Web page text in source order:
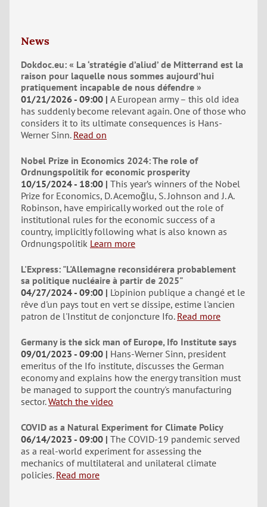
News
Dokdoc.eu: « La ‘stratégie d’aliud’ de Mitterrand est la
raison pour laquelle nous sommes aujourd’hui
pratiquement incapable de nous défendre »
01/21/2026 - 09:00 A European army – this old idea
has suddenly become relevant again. One of those who
considers it to its ultimate consequences is Hans-
Werner Sinn. Read on
Nobel Prize in Economics 2024: The role of
Ordnungspolitik for economic prosperity
10/15/2024 - 18:00 This year’s winners of the Nobel
Prize for Economics, D. Acemoğlu, S. Johnson and J. A.
Robinson, have empirically worked out the role of
institutional rules for the economic success of a
country, implicitly following what is also known as
Ordnungspolitik Learn more
L'Express: "L'Allemagne reconsidérera probablement
sa politique nucléaire à partir de 2025"
04/27/2024 - 09:00
L'opinion publique a changé et le
rêve d'un pays tout en vert se dissipe, estime l'ancien
patron de l'Institut de conjoncture Ifo. Read more
Germany is the sick man of Europe, Ifo Institute says
09/01/2023 - 09:00
Hans-Werner Sinn, president
emeritus of the Ifo institute, discusses the German
economy and explains how the energy transition must
be managed to support the country's manufacturing
sector. Watch the video
COVID as a Natural Experiment for Climate Policy
06/14/2023 - 09:00 The COVID-19 pandemic served
as a real-world experiment for assessing the
mechanics of multilateral and unilateral climate
policies. Read more